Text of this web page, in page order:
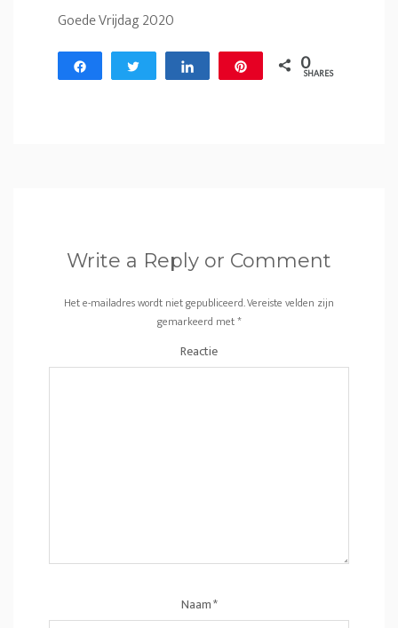
Goede Vrijdag 2020
Share Tweet Share 0
SHARES
Write a Reply or Comment
Het e-mailadres wordt niet gepubliceerd.Vereiste velden zijn
gemarkeerd met*
Reactie
Naam*